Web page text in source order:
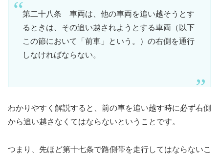
第二十八条 車両は、他の車両を追い越そうとす
るときは、その追い越されようとする車両（以下
この節において「前車」という。）の右側を通行
しなければならない。
わかりやすく解説すると、前の車を追い越す時に必ず右側
から追い越さなくてはならないということです。
つまり、先ほど第十七条で路側帯を走行してはならないこ